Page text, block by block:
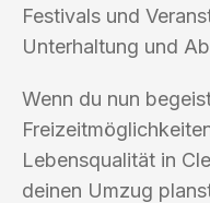
Festivals und
Unterhaltung und
Wenn du nun
Lebensqualität in
deinen Umzug